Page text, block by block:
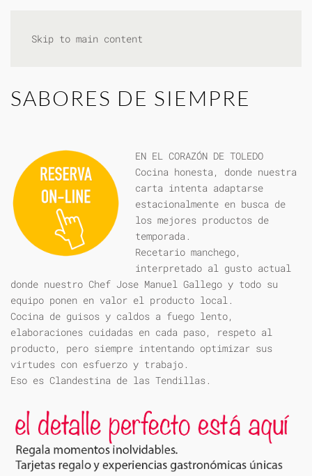
Skip to main content
SABORES DE SIEMPRE
EN EL CORAZÓN DE TOLEDO
Cocina honesta, donde nuestra
carta intenta adaptarse
estacionalmente en busca de
los mejores productos de
temporada.
Recetario manchego,
interpretado al gusto actual
donde nuestro Chef Jose Manuel Gallego y todo su
equipo ponen en valor el producto local.
Cocina de guisos y caldos a fuego lento,
elaboraciones cuidadas en cada paso, respeto al
producto, pero siempre intentando optimizar sus
virtudes con esfuerzo y trabajo.
Eso es Clandestina de las Tendillas.